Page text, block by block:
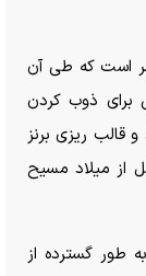
است که طی آن
برای ذوب کردن
قالب ریزی برنز
۳ تا ۴ هزار سال قبل از میلاد مسیح
طور گسترده از